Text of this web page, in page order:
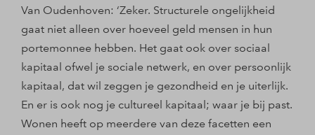
Van Oudenhoven: ‘Zeker. Structurele ongelijkheid
gaat niet alleen over hoeveel geld mensen in hun
portemonnee hebben. Het gaat ook over sociaal
kapitaal ofwel je sociale netwerk, en over persoonlijk
kapitaal, dat wil zeggen je gezondheid en je uiterlijk.
En er is ook nog je cultureel kapitaal; waar je bij past.
Wonen heeft op meerdere van deze facetten een